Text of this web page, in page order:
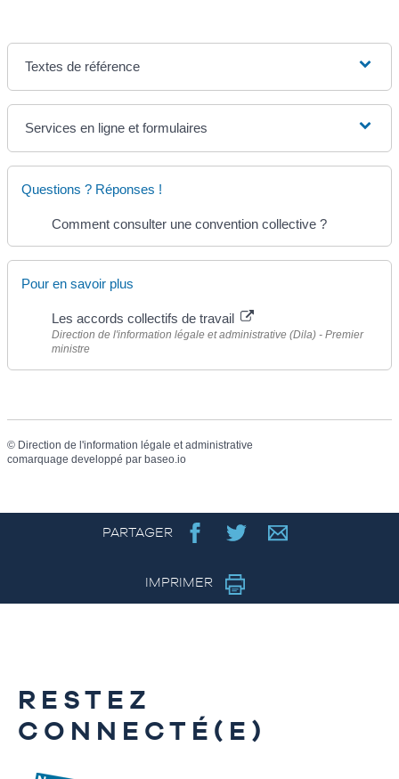
Textes de référence
Services en ligne et formulaires
Questions ? Réponses !
Comment consulter une convention collective ?
Pour en savoir plus
Les accords collectifs de travail
Direction de l'information légale et administrative (Dila) - Premier
ministre
© Direction de l'information légale et administrative
comarquage developpé par baseo.io
PARTAGER
IMPRIMER
RESTEZ
CONNECTÉ(E)